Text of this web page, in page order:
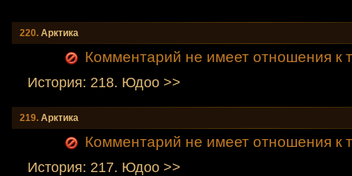
220. Аpктика
Комментарий не имеет отношения к
История: 218. Юдоо >>
219. Аpктика
Комментарий не имеет отношения к
История: 217. Юдоо >>